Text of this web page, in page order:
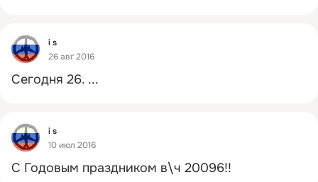
Фид
i s
26 авг 2016
Сегодня 26. ...
Фид
i s
10 июл 2016
С Годовым праздником в\ч 20096!!